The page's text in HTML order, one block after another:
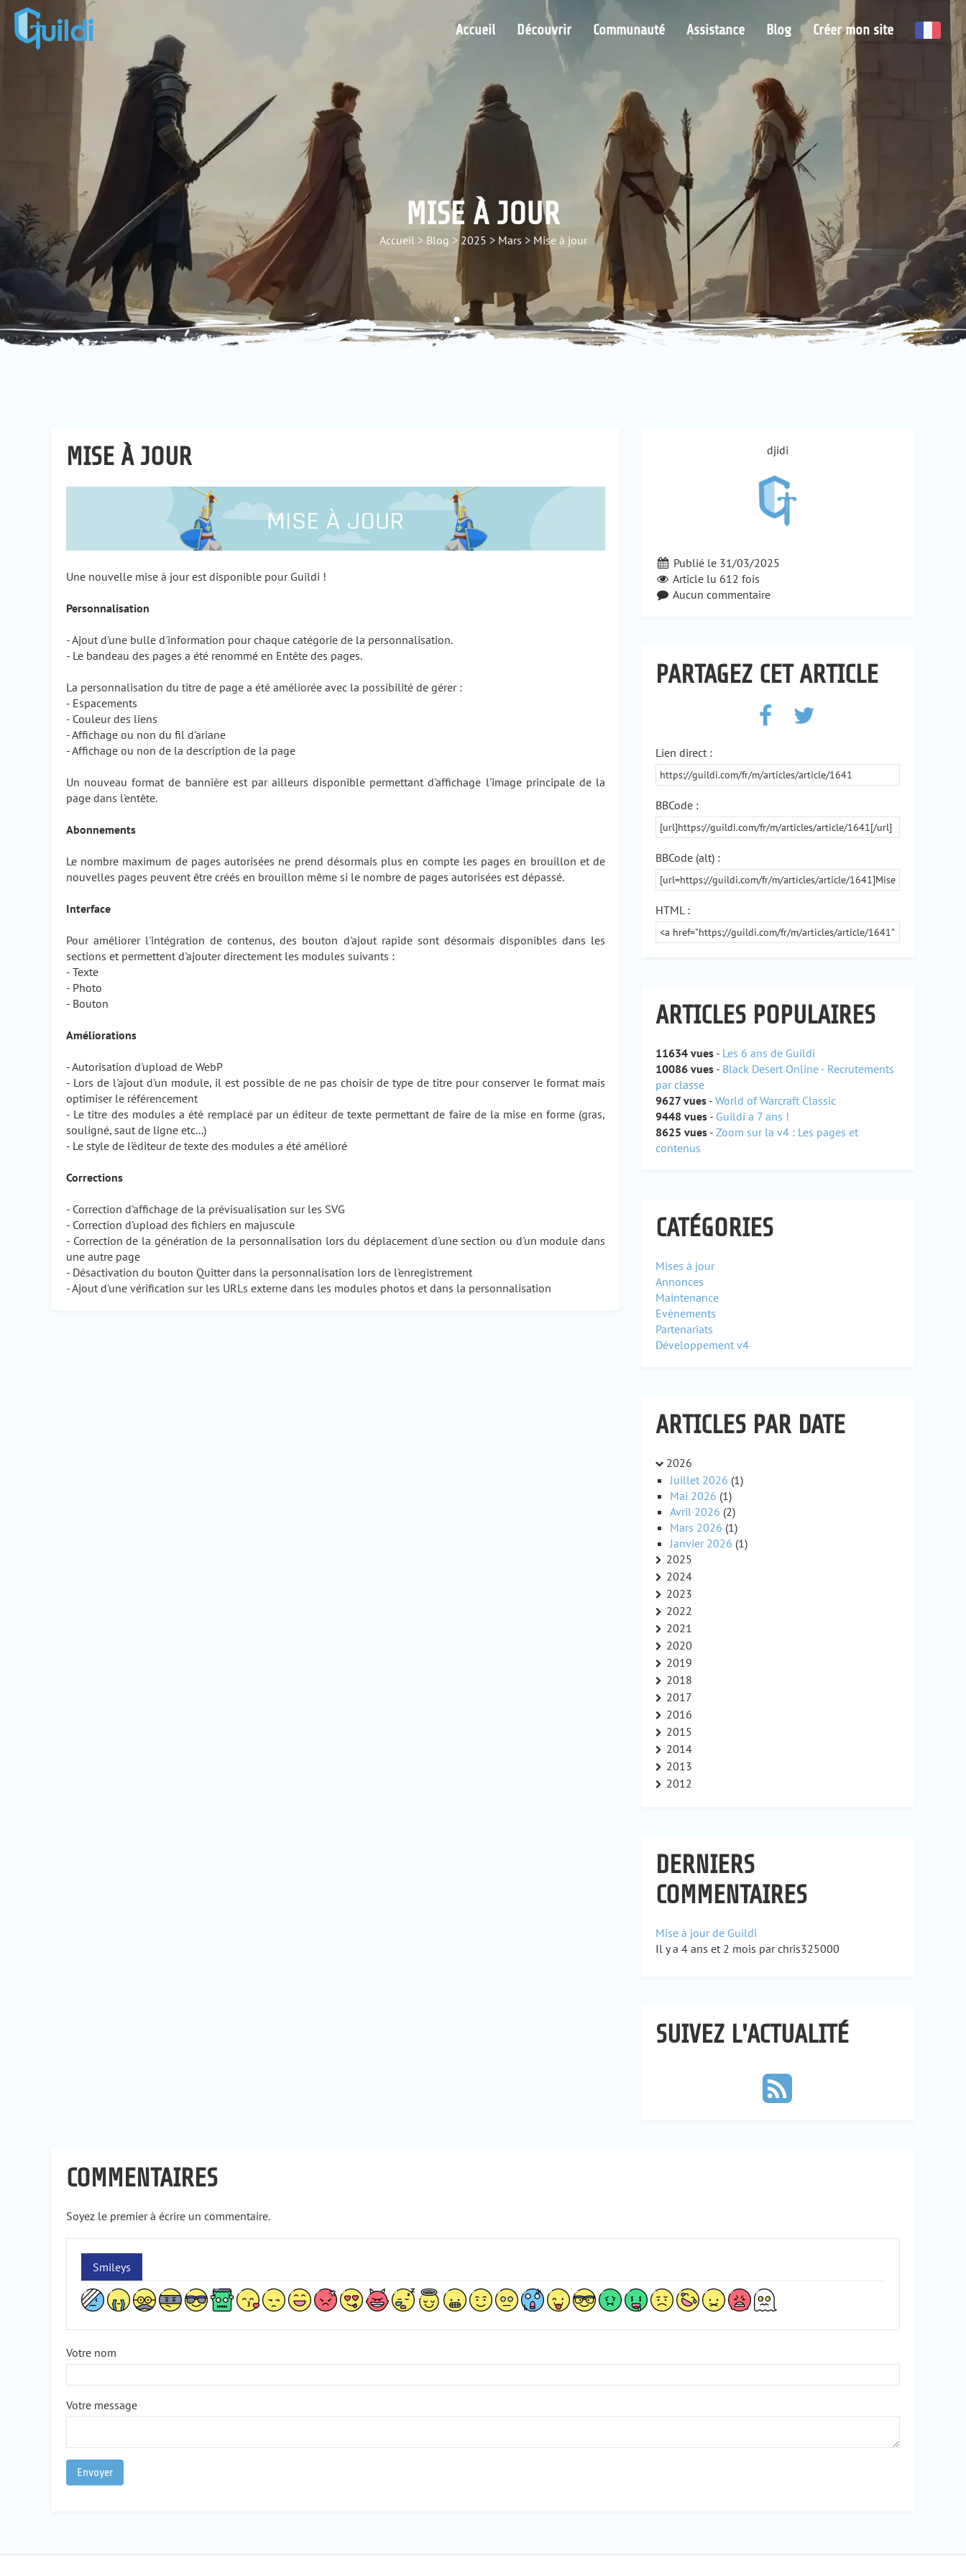
Accueil Découvrir Communauté Assistance Blog Créer mon site
MISE À JOUR
Accueil > Blog > 2025 > Mars > Mise à jour
MISE À JOUR
Une nouvelle mise à jour est disponible pour Guildi !
Personnalisation
- Ajout d'une bulle d'information pour chaque catégorie de la personnalisation.
- Le bandeau des pages a été renommé en Entête des pages.
La personnalisation du titre de page a été améliorée avec la possibilité de gérer :
- Espacements
- Couleur des liens
- Affichage ou non du fil d'ariane
- Affichage ou non de la description de la page
Un nouveau format de bannière est par ailleurs disponible permettant d'affichage l'image principale de la
page dans l'entête.
Abonnements
Le nombre maximum de pages autorisées ne prend désormais plus en compte les pages en brouillon et de
nouvelles pages peuvent être créés en brouillon même si le nombre de pages autorisées est dépassé.
Interface
Pour améliorer l'intégration de contenus, des bouton d'ajout rapide sont désormais disponibles dans les
sections et permettent d'ajouter directement les modules suivants :
- Texte
- Photo
- Bouton
Améliorations
- Autorisation d'upload de WebP
- Lors de l'ajout d'un module, il est possible de ne pas choisir de type de titre pour conserver le format mais
optimiser le référencement
- Le titre des modules a été remplacé par un éditeur de texte permettant de faire de la mise en forme (gras,
souligné, saut de ligne etc...)
- Le style de l'éditeur de texte des modules a été amélioré
Corrections
- Correction d'affichage de la prévisualisation sur les SVG
- Correction d'upload des fichiers en majuscule
- Correction de la génération de la personnalisation lors du déplacement d'une section ou d'un module dans
une autre page
- Désactivation du bouton Quitter dans la personnalisation lors de l'enregistrement
- Ajout d'une vérification sur les URLs externe dans les modules photos et dans la personnalisation
djidi
Publié le 31/03/2025
Article lu 612 fois
Aucun commentaire
PARTAGEZ CET ARTICLE
Lien direct :
BBCode :
BBCode (alt) :
HTML :
ARTICLES POPULAIRES
11634 vues - Les 6 ans de Guildi
10086 vues - Black Desert Online - Recrutements
par classe
9627 vues - World of Warcraft Classic
9448 vues - Guildi a 7 ans !
8625 vues - Zoom sur la v4 : Les pages et
contenus
CATÉGORIES
Mises à jour
Annonces
Maintenance
Evènements
Partenariats
Développement v4
ARTICLES PAR DATE
2026
Juillet 2026 (1)
Mai 2026 (1)
Avril 2026 (2)
Mars 2026 (1)
Janvier 2026 (1)
2025
2024
2023
2022
2021
2020
2019
2018
2017
2016
2015
2014
2013
2012
DERNIERS
COMMENTAIRES
Mise à jour de Guildi
Il y a 4 ans et 2 mois par chris325000
SUIVEZ L'ACTUALITÉ
COMMENTAIRES
Soyez le premier à écrire un commentaire.
Smileys
Votre nom
Votre message